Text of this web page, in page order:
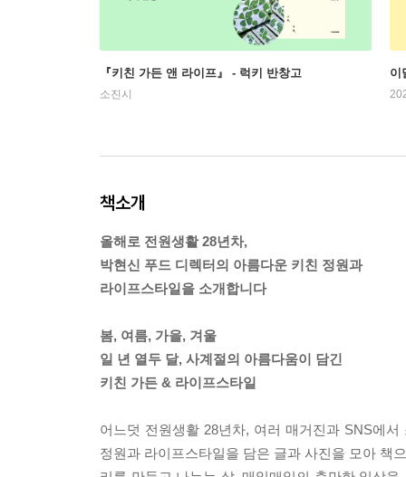
『키친 가든 앤 라이프』 - 럭키 반창고
소진시
이
책소개
올해로 전원생활 28년차,
박현신 푸드 디렉터의 아름다운 키친 정원과
라이프스타일을 소개합니다
봄, 여름, 가을, 겨울
일 년 열두 달, 사계절의 아름다움이 담긴
키친 가든 & 라이프스타일
어느덧 전원생활 28년차, 여러 매거진과 SNS에
정원과 라이프스타일을 담은 글과 사진을 모아 책